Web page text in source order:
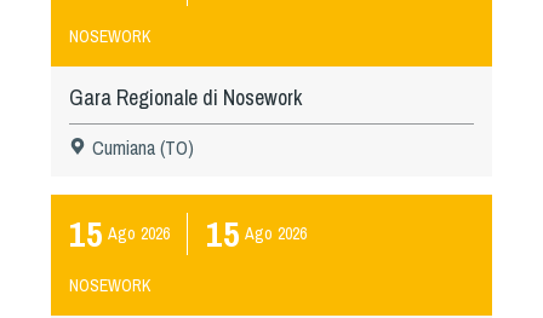
NOSEWORK
Gara Regionale di Nosework
Cumiana (TO)
15 Ago 2026 15 Ago 2026
NOSEWORK